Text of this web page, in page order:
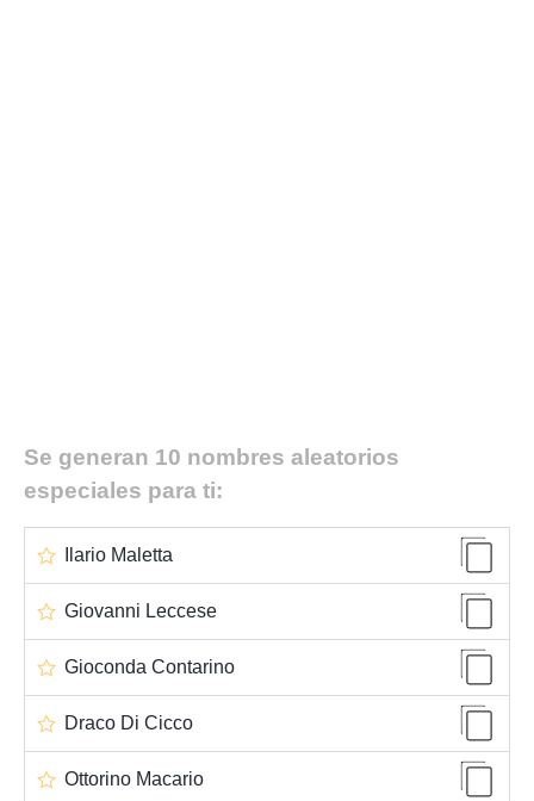
Se generan 10 nombres aleatorios
especiales para ti:
Ilario Maletta
Giovanni Leccese
Gioconda Contarino
Draco Di Cicco
Ottorino Macario